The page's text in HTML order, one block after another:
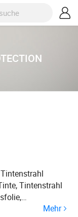
Tintenstrahl
DTF Folie,Mehr